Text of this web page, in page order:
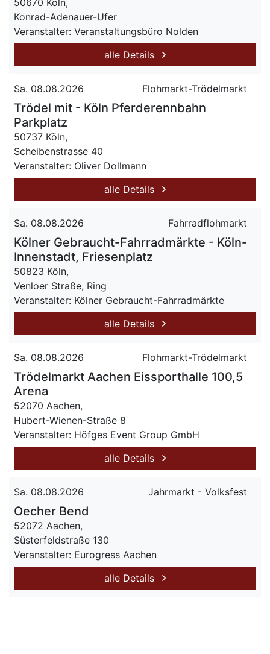
50670 Köln,
Konrad-Adenauer-Ufer
Veranstalter: Veranstaltungsbüro Nolden
alle Details
Sa. 08.08.2026 Flohmarkt-Trödelmarkt
Trödel mit - Köln Pferderennbahn
Parkplatz
50737 Köln,
Scheibenstrasse 40
Veranstalter: Oliver Dollmann
alle Details
Sa. 08.08.2026 Fahrradflohmarkt
Kölner Gebraucht-Fahrradmärkte - Köln-
Innenstadt, Friesenplatz
50823 Köln,
Venloer Straße, Ring
Veranstalter: Kölner Gebraucht-Fahrradmärkte
alle Details
Sa. 08.08.2026 Flohmarkt-Trödelmarkt
Trödelmarkt Aachen Eissporthalle 100,5
Arena
52070 Aachen,
Hubert-Wienen-Straße 8
Veranstalter: Höfges Event Group GmbH
alle Details
Sa. 08.08.2026 Jahrmarkt - Volksfest
Oecher Bend
52072 Aachen,
Süsterfeldstraße 130
Veranstalter: Eurogress Aachen
alle Details